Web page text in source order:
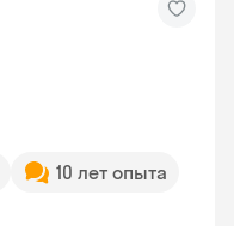
10 лет опыта